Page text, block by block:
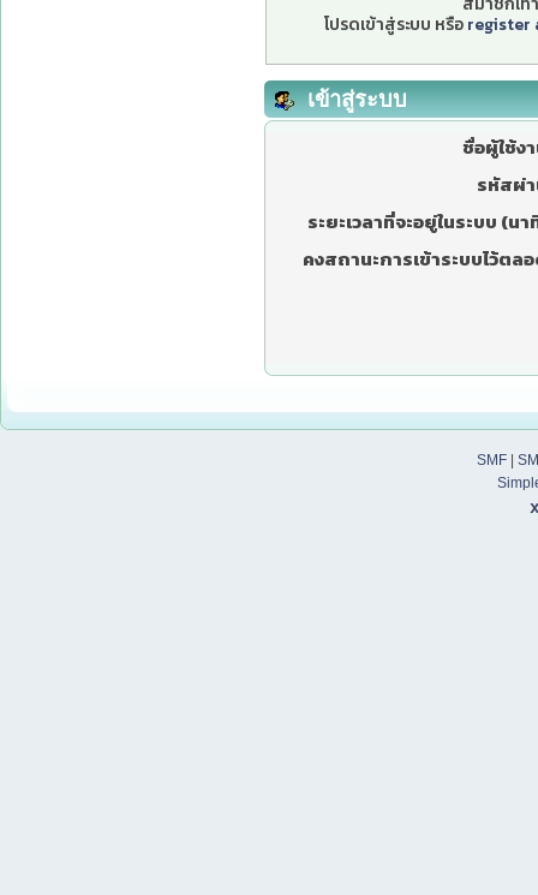
โปรดเข้าสู่ระบบ หรือ register
เข้าสู่ระบบ
ชื่อผู้ใช้ง
รหัสผ่
ระยะเวลาที่จะอยู่ในระบบ (นา
คงสถานะการเข้าระบบไว้ตล
SMF|